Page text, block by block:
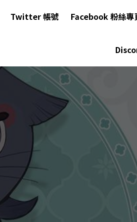
Twitter 帳號 Facebook 粉絲專